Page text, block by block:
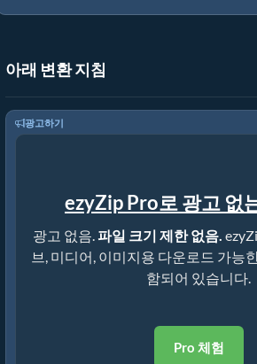
아래 변환 지침
광고하기
ezyZip Pro로 광고 없
광고 없음.파일 크기 제한 없음.
브, 미디어, 이미지용 다운로드 가능
함되어 있습니다.
Pro 체험